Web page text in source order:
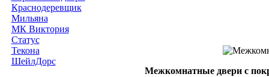
Краснодеревщик
Мильяна
МК Виктория
Статус
Текона
ШейлДорс
Межкомнатные двери с